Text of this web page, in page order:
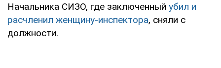
Начальника СИЗО, где заключенный убил и
расчленил женщину-инспектора, сняли с
должности.